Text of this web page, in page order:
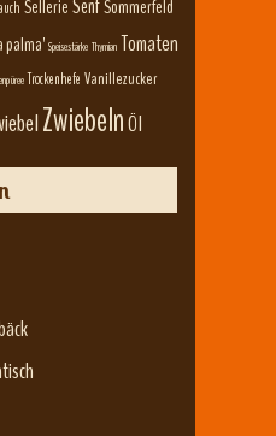
SellerieSenfSommerfeld
palma' Speisestärke Thymian Tomaten
Trockenhefe Vanillezucker
ZwiebelnÖl